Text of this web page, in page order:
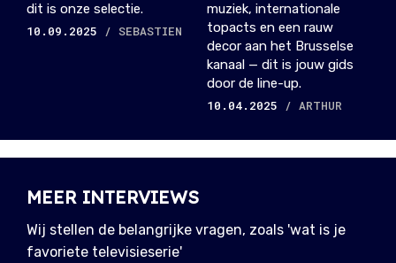
dit is onze selectie.
10.09.2025
/ SEBASTIEN
muziek, internationale
topacts en een rauw
decor aan het Brusselse
kanaal — dit is jouw gids
door de line-up.
10.04.2025
/ ARTHUR
MEER INTERVIEWS
Wij stellen de belangrijke vragen, zoals 'wat is je
favoriete televisieserie'